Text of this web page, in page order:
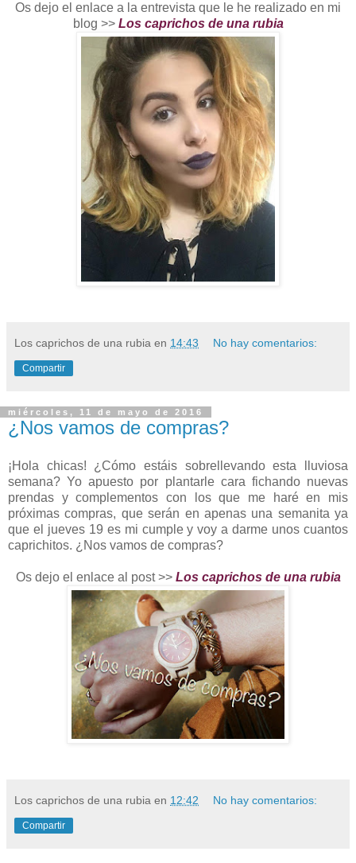
Os dejo el enlace a la entrevista que le he realizado en mi
blog >> Los caprichos de una rubia
Los caprichos de una rubia en 14:43 No hay comentarios:
Compartir
miércoles, 11 de mayo de 2016
¿Nos vamos de compras?
¡Hola chicas! ¿Cómo estáis sobrellevando esta lluviosa
semana? Yo apuesto por plantarle cara fichando nuevas
prendas y complementos con los que me haré en mis
próximas compras, que serán en apenas una semanita ya
que el jueves 19 es mi cumple y voy a darme unos cuantos
caprichitos. ¿Nos vamos de compras?
Os dejo el enlace al post >> Los caprichos de una rubia
Los caprichos de una rubia en 12:42 No hay comentarios:
Compartir